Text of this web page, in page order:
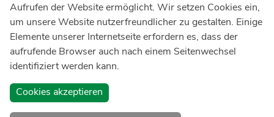
Kindernotfallzentrum Bonn
UKB-Telefonzentrale
+49 228287 0
Spenden Sie online an das Universitätsklinikum Bonn
Aufrufen der Website ermöglicht. Wir setzen Cookies ein,
um unsere Website nutzerfreundlicher zu gestalten. Einige
Elemente unserer Internetseite erfordern es, dass der
aufrufende Browser auch nach einem Seitenwechsel
identifiziert werden kann.
Cookies akzeptieren